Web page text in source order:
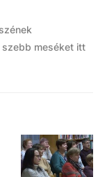
meséket itt